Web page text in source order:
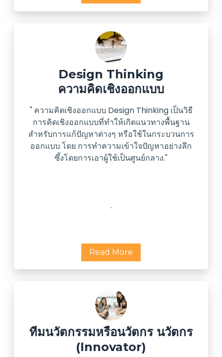
Design Thinking
ความคิดเชิงออกแบบ
" ความคิดเชิงออกแบบ Design Thinking เป็นวิธี
การคิดเชิงออกแบบที่ทำให้เกิดแนวทางพื้นฐาน
สำหรับการแก้ปัญหาต่างๆ หรือใช้ในกระบวนการ
ออกแบบ โดย การทำความเข้าใจปัญหาอย่างลึก
ซึ้งโดยการเอาผู้ใช้เป็นศูนย์กลาง."
.
Read More
ทีมนวัตกรรมหรือนวัตกร นวัตกร
(Innovator)